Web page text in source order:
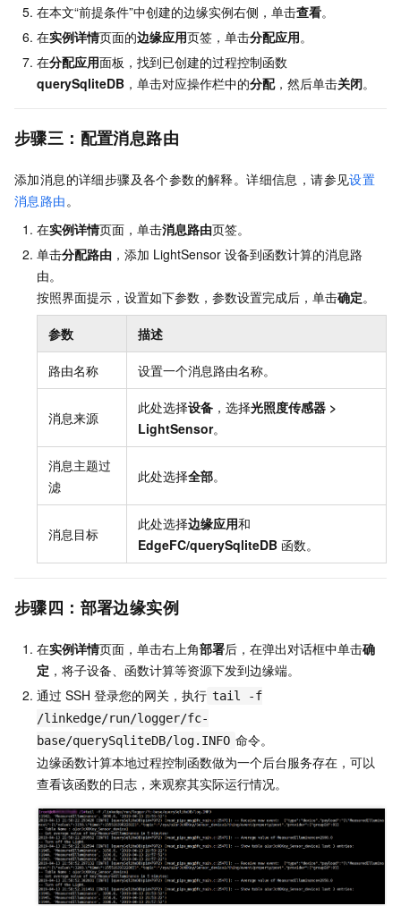
在本文“前提条件”中创建的边缘实例右侧，单击查看。
在实例详情页面的边缘应用页签，单击分配应用。
在分配应用面板，找到已创建的过程控制函数
querySqliteDB ，单击对应操作栏中的分配，然后单击关闭。
步骤三：配置消息路由
添加消息的详细步骤及各个参数的解释。详细信息，请参见设置
消息路由。
在实例详情页面，单击消息路由页签。
单击分配路由 ，添加 LightSensor 设备到函数计算的消息路
由。
按照界面提示，设置如下参数，参数设置完成后，单击确定。
参数 描述
路由名称 设置一个消息路由名称。
消息来源
此处选择设备 ，选择光照度传感器 >
LightSensor。
消息主题过
滤
此处选择全部。
消息目标
此处选择边缘应用和
EdgeFC/querySqliteDB 函数。
步骤四：部署边缘实例
在实例详情页面，单击右上角部署后，在弹出对话框中单击确
定 ，将子设备、函数计算等资源下发到边缘端。
通过 SSH 登录您的网关，执行 tail -f
/linkedge/run/logger/fc-
base/querySqliteDB/log.INFO 命令。
边缘函数计算本地过程控制函数做为一个后台服务存在，可以
查看该函数的日志，来观察其实际运行情况。